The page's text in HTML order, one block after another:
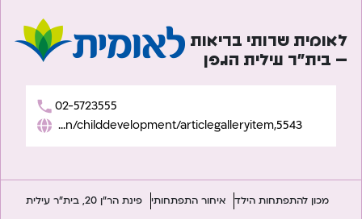
לאומית שרותי בריאות
– בית”ר עילית הגפן
02-5723555
https://www.leumit.co.il/heb/Life/Children/childdevelopment/articlegalleryitem,5543/
מכון להתפתחות הילד איחור התפתחותי פינת הר"ן 20, בית"ר עילית